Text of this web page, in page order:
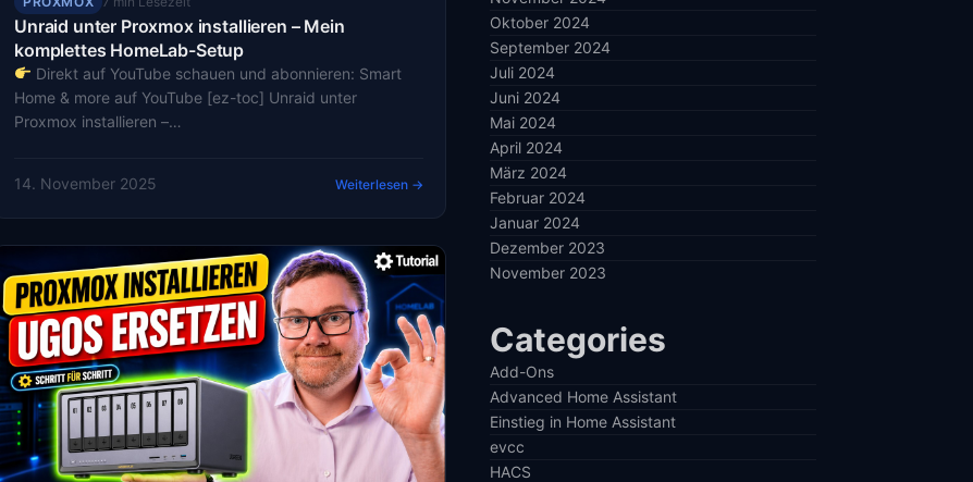
Unraid unter Proxmox installieren – Mein
komplettes HomeLab-Setup
Direkt auf YouTube schauen und abonnieren: Smart
Home & more auf YouTube [ez-toc] Unraid unter
Proxmox installieren –…
14. November 2025 Weiterlesen →
Oktober 2024
September 2024
Juli 2024
Juni 2024
Mai 2024
April 2024
März 2024
Februar 2024
Januar 2024
Dezember 2023
November 2023
Categories
Add-Ons
Advanced Home Assistant
Einstieg in Home Assistant
evcc
HACS